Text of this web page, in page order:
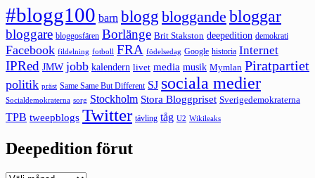
#blogg100 barn blogg bloggande bloggar
bloggare bloggosfären Borlänge Brit Stakston deepedition demokrati
Facebook fildelning fotboll FRA födelsedag Google historia Internet
IPRed JMW jobb kalendern livet media musik Mymlan Piratpartiet
politik präst Same Same But Different SJ sociala medier
Socialdemokraterna sorg Stockholm Stora Bloggpriset Sverigedemokraterna
TPB tweepblogs Twitter tävling tåg U2 Wikileaks
Deepedition förut